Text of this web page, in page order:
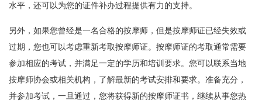
水平，还可以为您的证件补办过程提供有力的支持。
另外，如果您曾经是一名合格的按摩师，但是按摩师证已经失效或
过期，您也可以考虑重新考取按摩师证。按摩师证的考取通常需要
参加相应的考试，并满足一定的学历和培训要求。您可以联系当地
按摩师协会或相关机构，了解最新的考试安排和要求。准备充分，
并参加考试，一旦通过，您将获得新的按摩师证书，继续从事您热